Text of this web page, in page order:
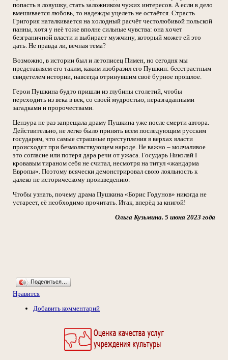
попасть в ловушку, стать заложником чужих интересов. А если в дело
вмешивается любовь, то надежды уцелеть не остаётся. Страсть
Григория наталкивается на холодный расчёт честолюбивой польской
панны, хотя у неё тоже вполне сильные чувства: она хочет
безграничной власти и выбирает мужчину, который может ей это
дать. Не правда ли, вечная тема?
Возможно, в истории был и летописец Пимен, но сегодня мы
представляем его таким, каким изобразил его Пушкин: бесстрастным
свидетелем истории, навсегда отринувшим своё бурное прошлое.
Герои Пушкина будто пришли из глубины столетий, чтобы
переходить из века в век, со своей мудростью, неразгаданными
загадками и пророчествами.
Цензура не раз запрещала драму Пушкина уже после смерти автора.
Действительно, не легко было принять всем последующим русским
государям, что самые страшные преступления в верхах власти
происходят при безмолвствующем народе. Не важно – молчаливое
это согласие или потеря дара речи от ужаса. Государь Николай I
кровавым тираном себя не считал, несмотря на титул «жандарма
Европы». Поэтому всячески демонстрировал свою лояльность к
далеко не историческому произведению.
Чтобы узнать, почему драма Пушкина «Борис Годунов» никогда не
устареет, её необходимо прочитать. Итак, вперёд за книгой!
Ольга Кузьмина. 5 июня 2023 года
Поделиться…
Нравится
Добавить комментарий